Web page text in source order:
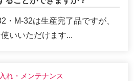
・M-32は生産完了品ですが、
いいただけます...
れ・メンテナンス